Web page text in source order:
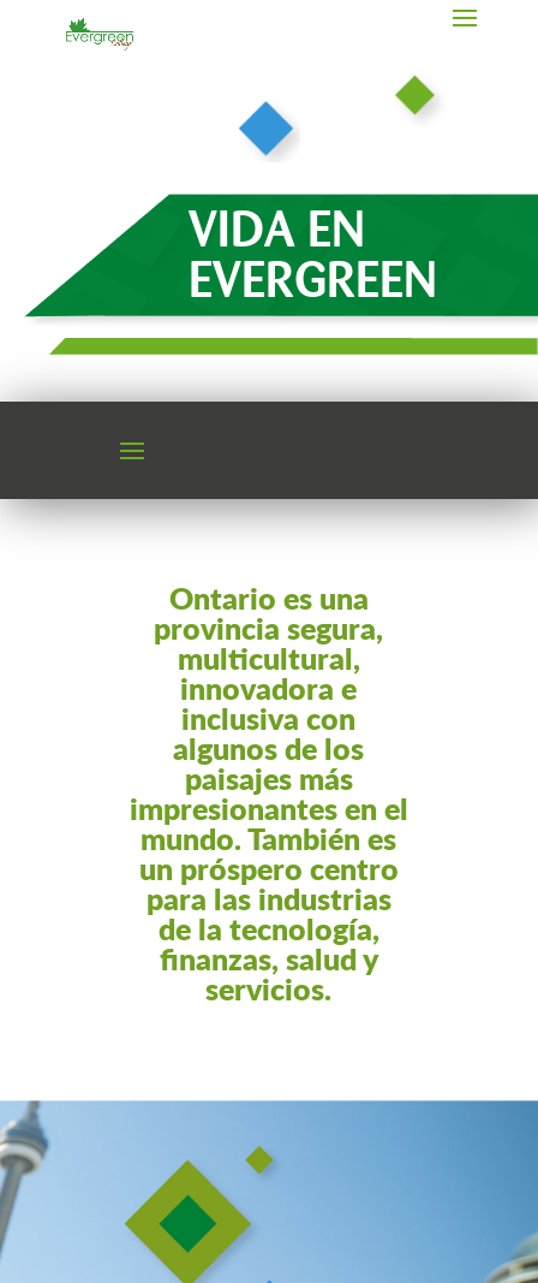
VIDA EN
EVERGREEN
Ontario es una
provincia segura,
multicultural,
innovadora e
inclusiva con
algunos de los
paisajes más
impresionantes en el
mundo. También es
un próspero centro
para las industrias
de la tecnología,
finanzas, salud y
servicios.